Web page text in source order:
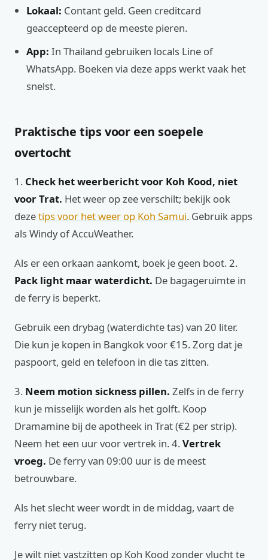
Lokaal: Contant geld. Geen creditcard
geaccepteerd op de meeste pieren.
App: In Thailand gebruiken locals Line of
WhatsApp. Boeken via deze apps werkt vaak het
snelst.
Praktische tips voor een soepele
overtocht
1. Check het weerbericht voor Koh Kood, niet
voor Trat. Het weer op zee verschilt; bekijk ook
dezetips voor het weer op Koh Samui. Gebruik apps
als Windy of AccuWeather.
Als er een orkaan aankomt, boek je geen boot. 2.
Pack light maar waterdicht. De bagageruimte in
de ferry is beperkt.
Gebruik een drybag (waterdichte tas) van 20 liter.
Die kun je kopen in Bangkok voor €15. Zorg dat je
paspoort, geld en telefoon in die tas zitten.
3. Neem motion sickness pillen. Zelfs in de ferry
kun je misselijk worden als het golft. Koop
Dramamine bij de apotheek in Trat (€2 per strip).
Neem het een uur voor vertrek in. 4.Vertrek
vroeg. De ferry van 09:00 uur is de meest
betrouwbare.
Als het slecht weer wordt in de middag, vaart de
ferry niet terug.
Je wilt niet vastzitten op Koh Kood zonder vlucht te